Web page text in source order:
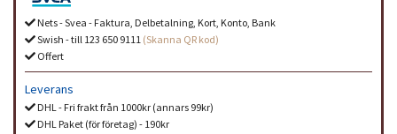
Nets - Svea - Faktura, Delbetalning, Kort, Konto, Bank
Swish - till 123 650 9111 (Skanna QR kod)
Offert
Leverans
DHL - Fri frakt från 1000kr (annars 99kr)
DHL Paket (för företag) - 190kr